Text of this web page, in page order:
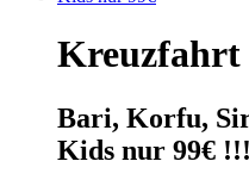
Bari, Korfu,
Kids nur 99€ !!!